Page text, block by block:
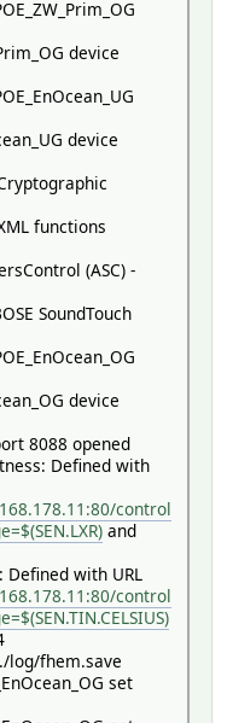
device
device
functions
(ASC) -
SoundTouch
device
8088 opened
Defined with
control
and
Defined with URL
control
log/fhem.save
set